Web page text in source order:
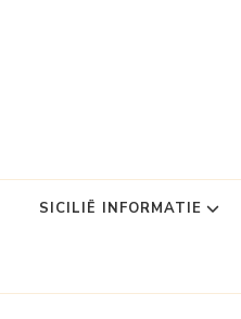
SICILIË INFORMATIE